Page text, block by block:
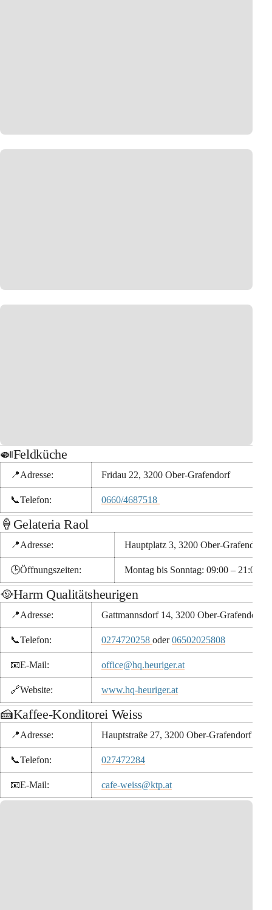
🍛Feldküche
📍Adresse: Fridau 22, 3200 Ober-Grafendorf
📞Telefon: 0660/4687518
🍦Gelateria Raol
📍Adresse: Hauptplatz 3, 3200 Ober-Grafendorf
🕒️Öffnungszeiten: Montag bis Sonntag: 09:00 – 21:00
🥘Harm Qualitätsheurigen
📍Adresse: Gattmannsdorf 14, 3200 Ober-Grafendorf
📞Telefon: 0274720258 oder 06502025808
📧E-Mail: office@hq.heuriger.at
🔗Website: www.hq-heuriger.at
🍰Kaffee-Konditorei Weiss
📍Adresse: Hauptstraße 27, 3200 Ober-Grafendorf
📞Telefon: 027472284
📧E-Mail: cafe-weiss@ktp.at